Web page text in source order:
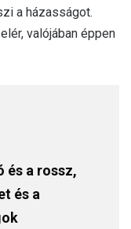
a házasságot.
valójában éppen
és a rossz,
és a